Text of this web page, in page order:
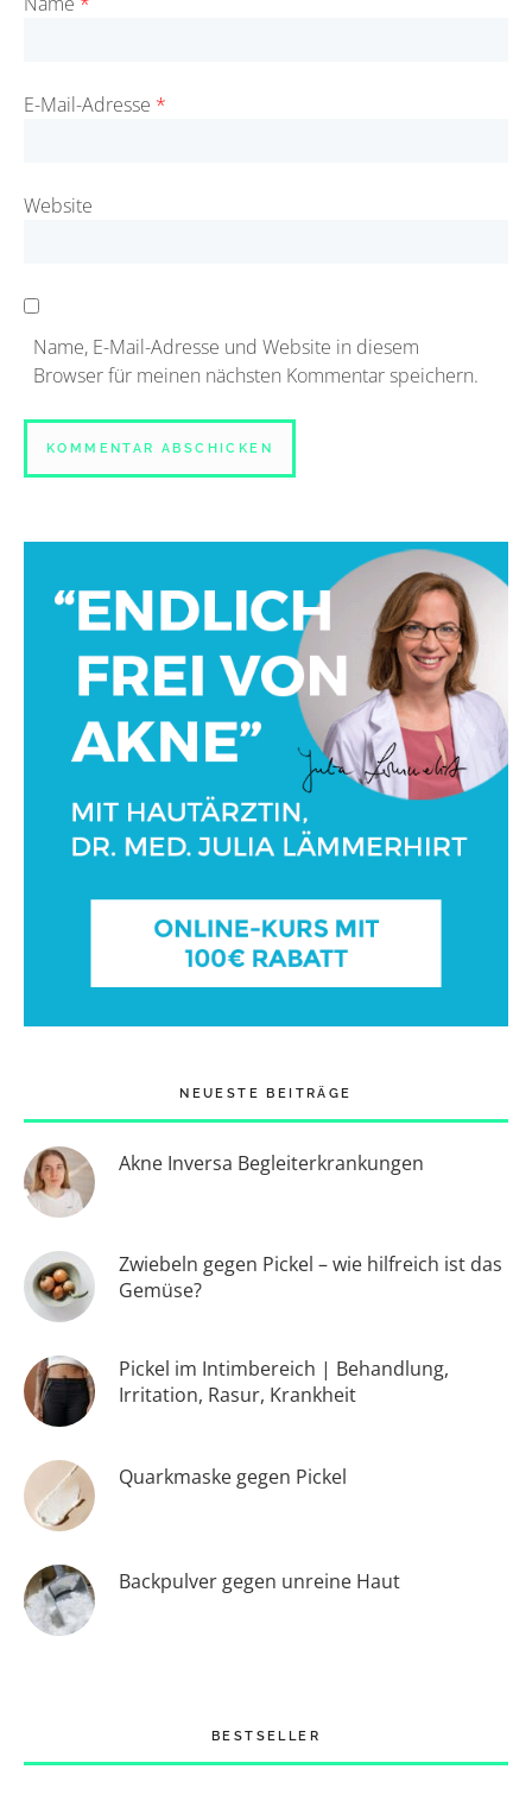
E-Mail-Adresse *
Website
Name, E-Mail-Adresse und Website in diesem
Browser für meinen nächsten Kommentar speichern.
NEUESTE BEITRÄGE
Akne Inversa Begleiterkrankungen
Zwiebeln gegen Pickel – wie hilfreich ist das
Gemüse?
Pickel im Intimbereich | Behandlung,
Irritation, Rasur, Krankheit
Quarkmaske gegen Pickel
Backpulver gegen unreine Haut
BESTSELLER